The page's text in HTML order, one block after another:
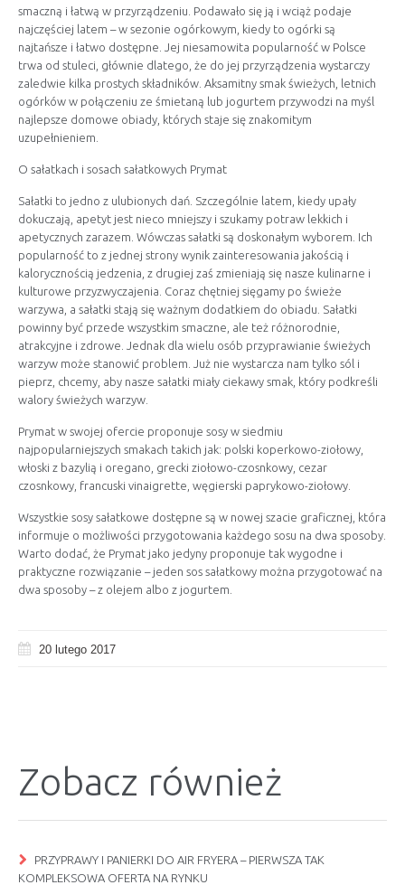
smaczną i łatwą w przyrządzeniu. Podawało się ją i wciąż podaje
najczęściej latem – w sezonie ogórkowym, kiedy to ogórki są
najtańsze i łatwo dostępne. Jej niesamowita popularność w Polsce
trwa od stuleci, głównie dlatego, że do jej przyrządzenia wystarczy
zaledwie kilka prostych składników. Aksamitny smak świeżych, letnich
ogórków w połączeniu ze śmietaną lub jogurtem przywodzi na myśl
najlepsze domowe obiady, których staje się znakomitym
uzupełnieniem.
O sałatkach i sosach sałatkowych Prymat
Sałatki to jedno z ulubionych dań. Szczególnie latem, kiedy upały
dokuczają, apetyt jest nieco mniejszy i szukamy potraw lekkich i
apetycznych zarazem. Wówczas sałatki są doskonałym wyborem. Ich
popularność to z jednej strony wynik zainteresowania jakością i
kalorycznością jedzenia, z drugiej zaś zmieniają się nasze kulinarne i
kulturowe przyzwyczajenia. Coraz chętniej sięgamy po świeże
warzywa, a sałatki stają się ważnym dodatkiem do obiadu. Sałatki
powinny być przede wszystkim smaczne, ale też różnorodnie,
atrakcyjne i zdrowe. Jednak dla wielu osób przyprawianie świeżych
warzyw może stanowić problem. Już nie wystarcza nam tylko sól i
pieprz, chcemy, aby nasze sałatki miały ciekawy smak, który podkreśli
walory świeżych warzyw.
Prymat w swojej ofercie proponuje sosy w siedmiu
najpopularniejszych smakach takich jak: polski koperkowo-ziołowy,
włoski z bazylią i oregano, grecki ziołowo-czosnkowy, cezar
czosnkowy, francuski vinaigrette, węgierski paprykowo-ziołowy.
Wszystkie sosy sałatkowe dostępne są w nowej szacie graficznej, która
informuje o możliwości przygotowania każdego sosu na dwa sposoby.
Warto dodać, że Prymat jako jedyny proponuje tak wygodne i
praktyczne rozwiązanie – jeden sos sałatkowy można przygotować na
dwa sposoby – z olejem albo z jogurtem.
20 lutego 2017
Zobacz również
PRZYPRAWY I PANIERKI DO AIR FRYERA – PIERWSZA TAK
KOMPLEKSOWA OFERTA NA RYNKU